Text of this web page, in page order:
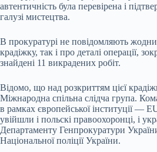
автентичність була перевірена і
галузі мистецтва.
В прокуратурі не повідомляють
крадіжку, так і про деталі операції,
знайдені 11 викрадених робіт.
Відомо, що над розкриттям цієї
Міжнародна спільна слідча група.
в рамках європейської інституції —
увійшли і польскі правоохоронці, і
Департаменту Генпрокуратури
Національної поліції України.